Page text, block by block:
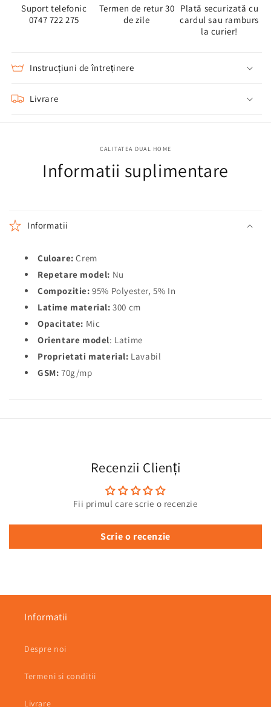
Suport telefonic
0747 722 275
Termen de retur 30
de zile
Plată securizată cu
cardul sau ramburs
la curier!
Instrucțiuni de întreținere
Livrare
CALITATEA DUAL HOME
Informatii suplimentare
Informatii
Culoare: Crem
Repetare model: Nu
Compozitie: 95% Polyester, 5% In
Latime material: 300 cm
Opacitate: Mic
Orientare model: Latime
Proprietati material: Lavabil
GSM: 70g/mp
Recenzii Clienți
Fii primul care scrie o recenzie
Scrie o recenzie
Informatii
Despre noi
Termeni si conditii
Livrare